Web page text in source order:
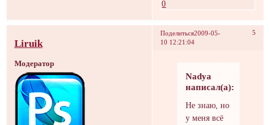
0
Поделиться 5
2009-05-
10 12:21:04
Liruik
Модератор
Nadya
написал(а):
Не знаю, но
у меня всё